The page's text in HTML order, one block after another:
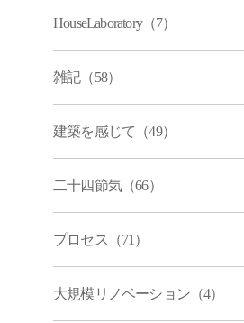
HouseLaboratory（7）
雑記（58）
建築を感じて（49）
二十四節気（66）
プロセス（71）
大規模リノベーション（4）